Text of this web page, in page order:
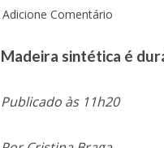
Adicione Comentário
Madeira sintética é
Publicado às 11h20